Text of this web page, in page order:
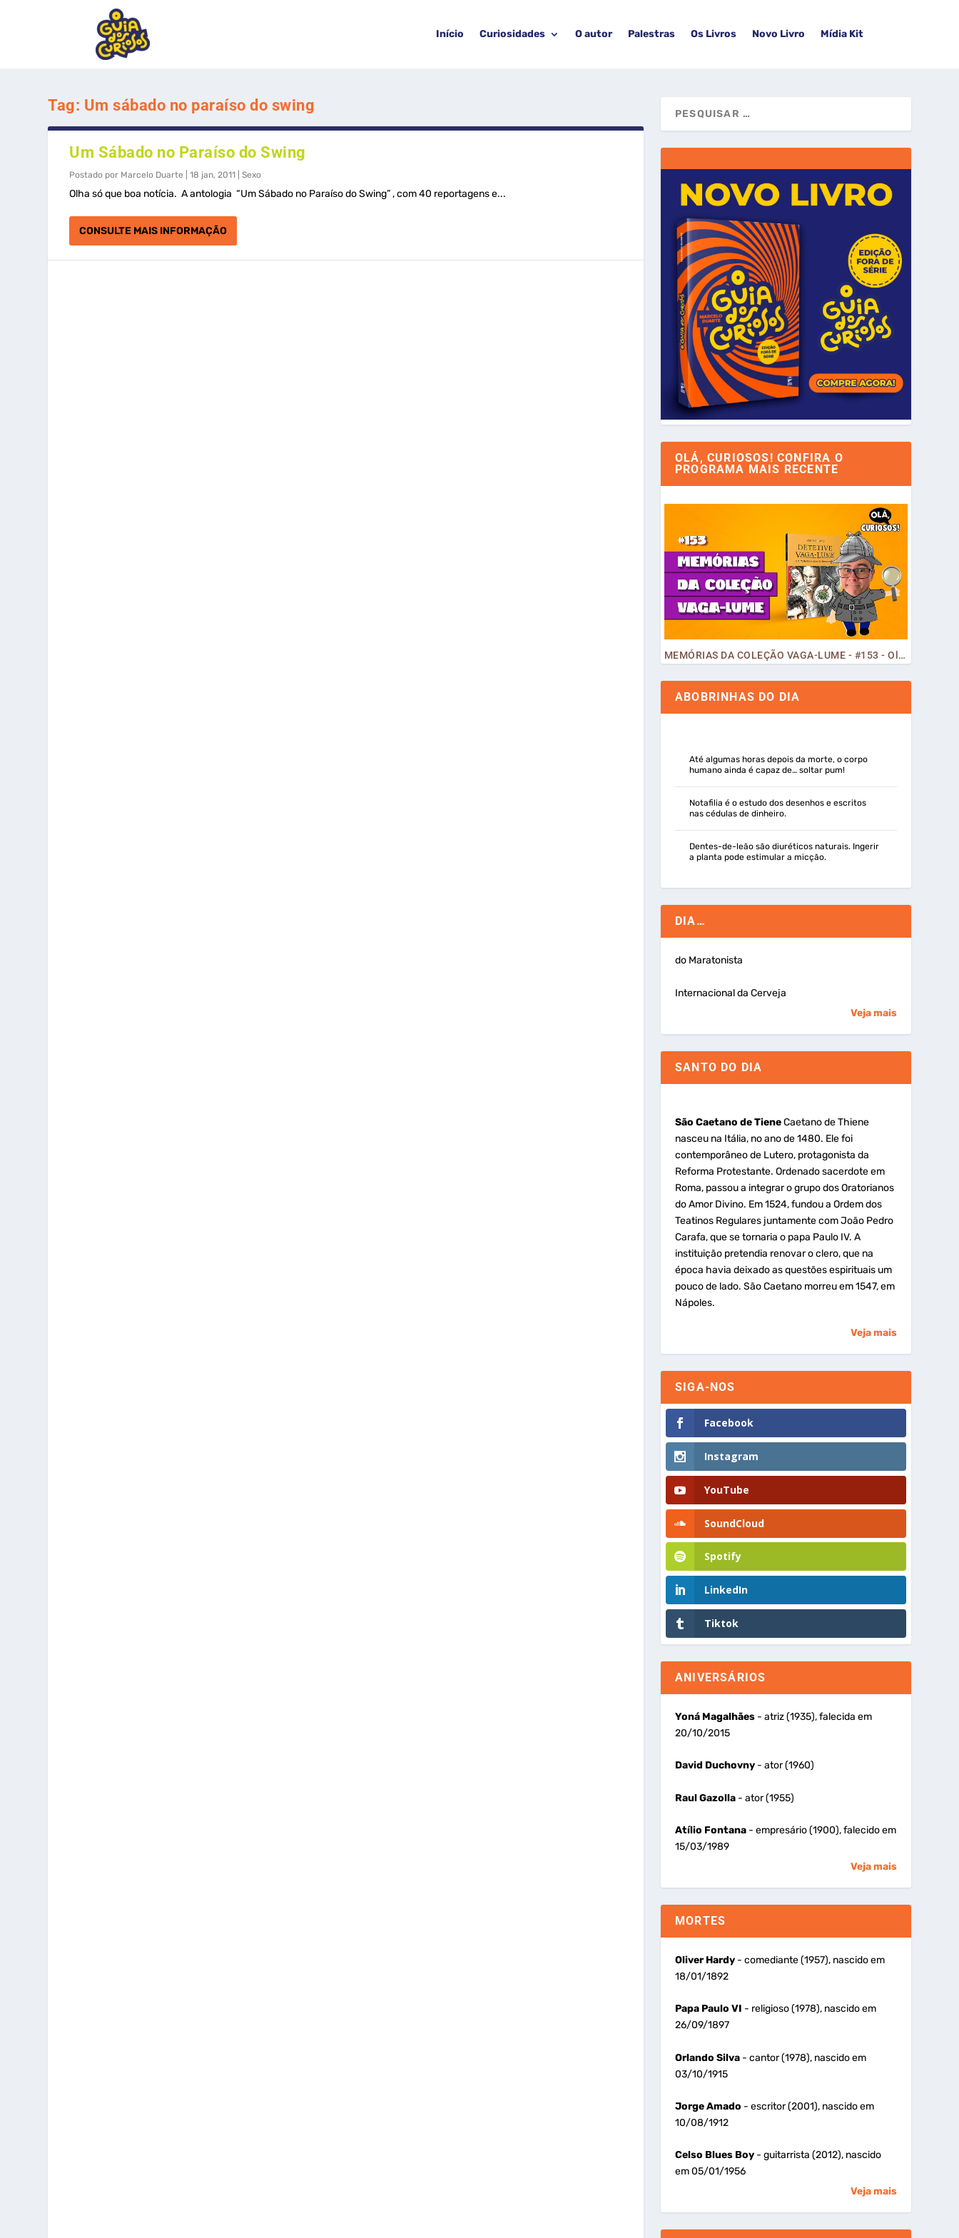
Início Curiosidades O autor Palestras Os Livros Novo Livro Mídia Kit
Tag: Um sábado no paraíso do swing
Um Sábado no Paraíso do Swing
Postado por Marcelo Duarte |18 jan, 2011 |Sexo
Olha só que boa notícia. A antologia “Um Sábado no Paraíso do Swing” , com 40 reportagens e...
CONSULTE MAIS INFORMAÇÃO
OLÁ, CURIOSOS! CONFIRA O
PROGRAMA MAIS RECENTE
MEMÓRIAS DA COLEÇÃO VAGA-LUME - #153 - Olá, Curiosos! 2023
ABOBRINHAS DO DIA
Até algumas horas depois da morte, o corpo
humano ainda é capaz de… soltar pum!
Notafilia é o estudo dos desenhos e escritos
nas cédulas de dinheiro.
Dentes-de-leão são diuréticos naturais. Ingerir
a planta pode estimular a micção.
DIA…
do Maratonista
Internacional da Cerveja
Veja mais
SANTO DO DIA
São Caetano de TieneCaetano de Thiene
nasceu na Itália, no ano de 1480. Ele foi
contemporâneo de Lutero, protagonista da
Reforma Protestante. Ordenado sacerdote em
Roma, passou a integrar o grupo dos Oratorianos
do Amor Divino. Em 1524, fundou a Ordem dos
Teatinos Regulares juntamente com João Pedro
Carafa, que se tornaria o papa Paulo IV. A
instituição pretendia renovar o clero, que na
época havia deixado as questões espirituais um
pouco de lado. São Caetano morreu em 1547, em
Nápoles.
Veja mais
SIGA-NOS
Facebook
Instagram
YouTube
SoundCloud
Spotify
LinkedIn
Tiktok
ANIVERSÁRIOS
Yoná Magalhães- atriz (1935), falecida em
20/10/2015
David Duchovny- ator (1960)
Raul Gazolla- ator (1955)
Atílio Fontana- empresário (1900), falecido em
15/03/1989
Veja mais
MORTES
Oliver Hardy- comediante (1957), nascido em
18/01/1892
Papa Paulo VI - religioso (1978), nascido em
26/09/1897
Orlando Silva- cantor (1978), nascido em
03/10/1915
Jorge Amado - escritor (2001), nascido em
10/08/1912
Celso Blues Boy- guitarrista (2012), nascido
em 05/01/1956
Veja mais